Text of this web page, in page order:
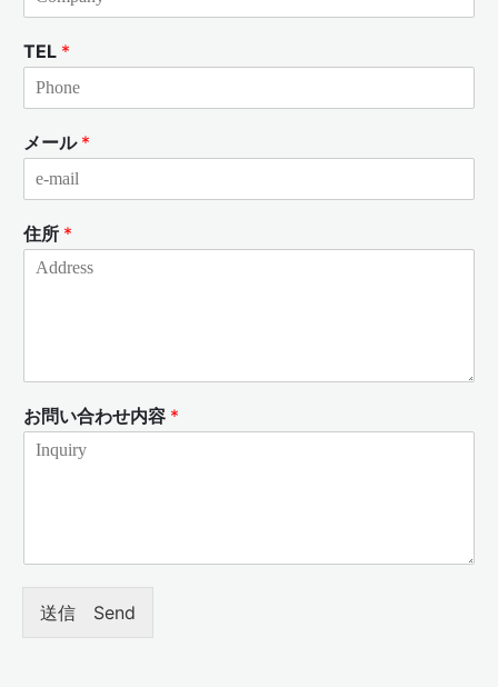
TEL *
メール *
住所 *
お問い合わせ内容 *
送信 Send